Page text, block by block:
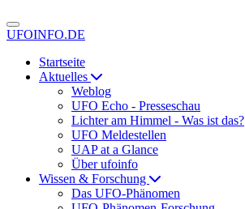
UFOINFO.DE
Startseite
Aktuelles
Weblog
UFO Echo - Presseschau
Lichter am Himmel - Was ist das?
UFO Meldestellen
UAP at a Glance
Über ufoinfo
Wissen & Forschung
Das UFO-Phänomen